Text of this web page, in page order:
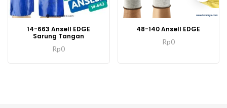
14-663 Ansell EDGE
Sarung Tangan
Rp0
48-140 Ansell EDGE
Rp0